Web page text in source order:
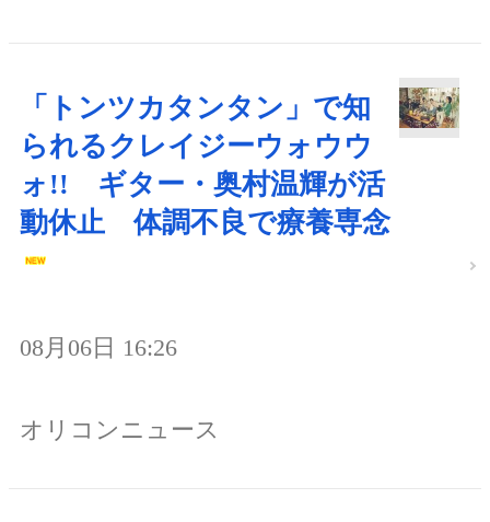
「トンツカタンタン」で知
られるクレイジーウォウウ
ォ!! ギター・奥村温輝が活
動休止 体調不良で療養専念
08月06日 16:26
オリコンニュース